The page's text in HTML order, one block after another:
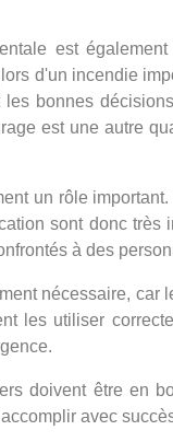
est
d'un incendie
bonnes
est une autre
un rôle
sont donc
à des
nécessaire,
les utiliser
doivent être en
avec